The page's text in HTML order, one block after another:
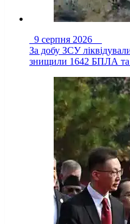
9 серпня 2026
За добу ЗСУ
знищили 1642 БПЛА та